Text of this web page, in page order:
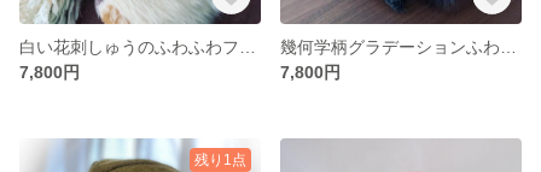
7,800円
7,800円
残り1点